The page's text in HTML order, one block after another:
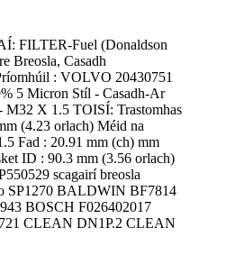
FILTER-Fuel (Donaldson
Breosla, Casadh
: VOLVO 20430751
5 Micron Stíl - Casadh-Ar
M32 X 1.5 TOISÍ: Trastomhas
(4.23 orlach) Méid na
Fad : 20.91 mm (ch) mm
ID : 90.3 mm (3.56 orlach)
scagairí breosla
SP1270 BALDWIN BF7814
BOSCH F026402017
CLEAN DN1P.2 CLEAN